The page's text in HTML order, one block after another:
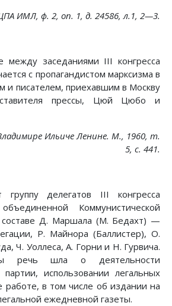
ИМЛ, ф. 2, on. 1, д. 24586, л.1, 2—3.
между заседаниями III конгресса
с пропагандистом марксизма в
и писателем, приехавшим в Москву
прессы, Цюй Цюбо и
Ильиче Ленине. М., 1960, т.
5, с. 441.
группу делегатов III конгресса
Коммунистической
составе Д. Маршала (М. Бедахт) —
Р. Майнора (Баллистер), О.
Ч. Уоллеса, А. Горни и Н. Гурвича.
речь шла о деятельности
партии, использовании легальных
работе, в том числе об издании на
ежедневной газеты.